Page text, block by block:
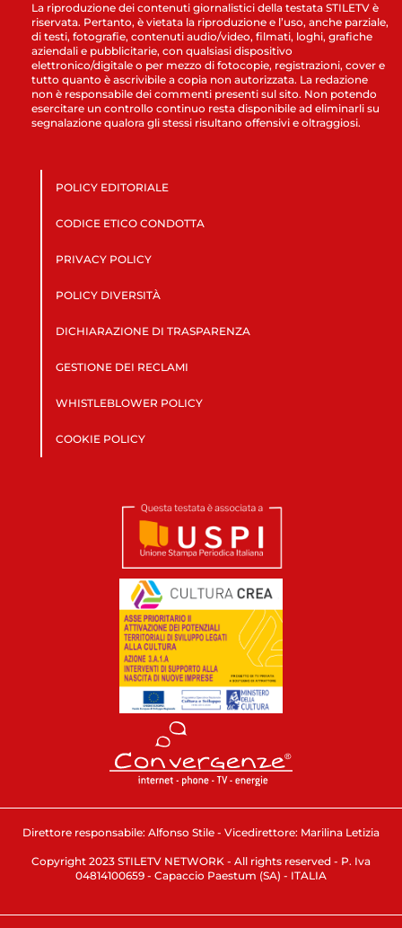
La riproduzione dei contenuti giornalistici della testata STILETV è
riservata. Pertanto, è vietata la riproduzione e l’uso, anche parziale,
di testi, fotografie, contenuti audio/video, filmati, loghi, grafiche
aziendali e pubblicitarie, con qualsiasi dispositivo
elettronico/digitale o per mezzo di fotocopie, registrazioni, cover e
tutto quanto è ascrivibile a copia non autorizzata. La redazione
non è responsabile dei commenti presenti sul sito. Non potendo
esercitare un controllo continuo resta disponibile ad eliminarli su
segnalazione qualora gli stessi risultano offensivi e oltraggiosi.
POLICY EDITORIALE
CODICE ETICO CONDOTTA
PRIVACY POLICY
POLICY DIVERSITÀ
DICHIARAZIONE DI TRASPARENZA
GESTIONE DEI RECLAMI
WHISTLEBLOWER POLICY
COOKIE POLICY
Direttore responsabile: Alfonso Stile - Vicedirettore: Marilina Letizia
Copyright 2023 STILETV NETWORK - All rights reserved - P. Iva
04814100659 - Capaccio Paestum (SA) - ITALIA